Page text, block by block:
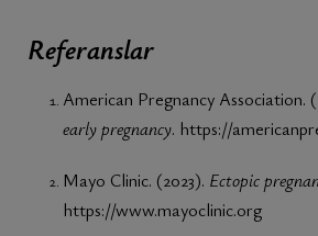
Referanslar
American Pregnancy Association.
early pregnancy. https://
Mayo Clinic. (2023). Ectopic
https://www.mayoclinic.org